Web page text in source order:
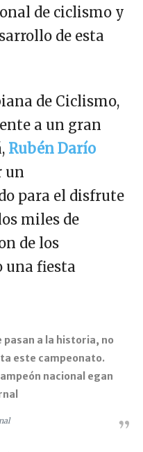
de ciclismo y
de esta
de Ciclismo,
a un gran
Rubén Darío
un
para el disfrute
miles de
de los
una fiesta
pasan a la historia, no
este campeonato.
nacional egan